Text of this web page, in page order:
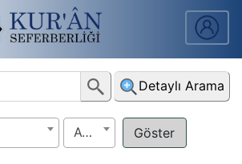
Detaylı Arama
Ayet